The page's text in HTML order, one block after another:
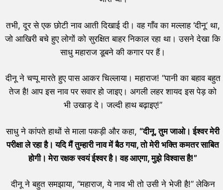
तभी, दूर से एक छोटी नाव आती दिखाई दी। वह गाँव का मल्लाह ‘दीनू’ था,
जो आखिरी बचे हुए लोगों को सुरक्षित बाहर निकाल रहा था। उसने देखा कि
साधु महाराज डूबने की कगार पर हैं।
दीनू ने चप्पू मारते हुए पास आकर चिल्लाया। महाराज! “पानी का बहाव बहुत
तेज है! आप इस नाव पर सवार हो जाइए। अगली लहर शायद इस पेड़ को
भी उखाड़ दे। जल्दी हाथ बढ़ाइए!”
साधु ने कांपते हाथों से माला पकड़ी और कहा, “दीनू,तुम जाओ। ईश्वर मेरी
परीक्षा ले रहा है। यदि मैं तुम्हारी नाव में बैठ गया,तो मेरी भक्ति कमतर साबित
होगी। मेरा रक्षक स्वयं ईश्वर है। वह आएगा,मुझे विश्वास है!”
दीनू ने बहुत समझाया, “महाराज, ये नाव भी तो उसी ने भेजी है!” लेकिन